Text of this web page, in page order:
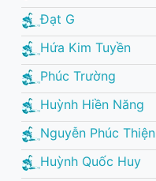
Đạt G
Hứa Kim Tuyền
Phúc Trường
Huỳnh Hiền Năng
Nguyễn Phúc Thiện
Huỳnh Quốc Huy